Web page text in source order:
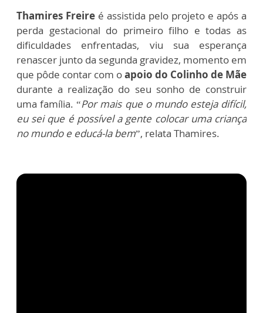
Thamires Freire é assistida pelo projeto e após a
perda gestacional do primeiro filho e todas as
dificuldades enfrentadas, viu sua esperança
renascer junto da segunda gravidez, momento em
que pôde contar com oapoio do Colinho de Mãe
durante a realização do seu sonho de construir
uma família. “Por mais que o mundo esteja difícil,
eu sei que é possível a gente colocar uma criança
no mundo e educá-la bem”, relata Thamires.